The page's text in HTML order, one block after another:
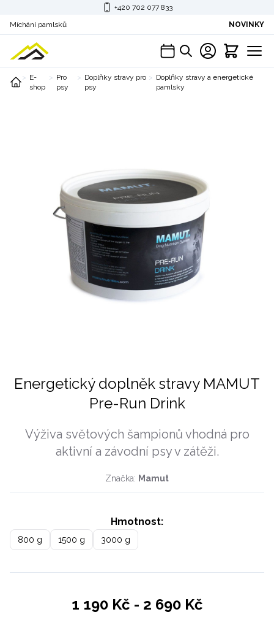
+420 702 077 833
Míchání pamlsků
NOVINKY
E-
shop
Pro
psy
Doplňky stravy pro
psy
Doplňky stravy a energetické
pamlsky
Energetický doplněk stravy MAMUT
Pre-Run Drink
Výživa světových šampionů vhodná pro
aktivní a závodní psy v zátěži.
Značka: Mamut
Hmotnost:
800 g 1500 g 3000 g
1 190 Kč - 2 690 Kč